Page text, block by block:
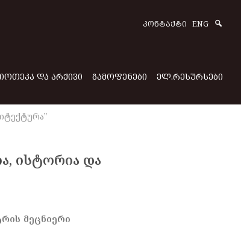
ᲙᲝᲜᲢᲐᲥᲢᲘ ENG
ᲓᲐ ᲐᲠᲥᲘᲕᲘ ᲒᲐᲛᲝᲤᲔᲜᲔᲑᲘ ᲔᲚ.ᲠᲔᲡᲣᲠᲡᲔᲑᲘ
ისტორია და
მეცნიერი